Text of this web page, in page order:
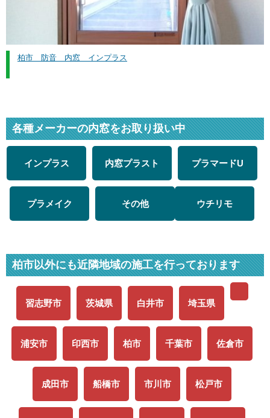
柏市 防音 内窓 インプラス
各種メーカーの内窓をお取り扱い中
インプラス 内窓プラスト プラマードU
プラメイク その他 ウチリモ
柏市以外にも近隣地域の施工を行っております
習志野市 茨城県 白井市 埼玉県
浦安市 印西市 柏市 千葉市 佐倉市
成田市 船橋市 市川市 松戸市